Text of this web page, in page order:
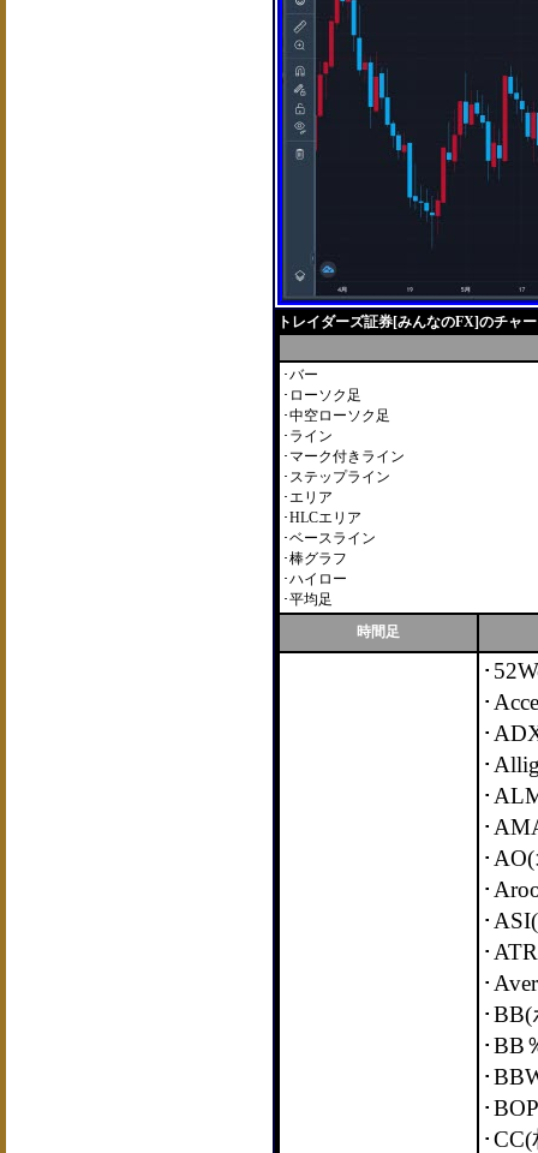
トレイダーズ証券[みんなのFX]のチャ
･バー
･ローソク足
･中空ローソク足
･ライン
･マーク付きライン
･ステップライン
･エリア
･HLCエリア
･ベースライン
･棒グラフ
･ハイロー
･平均足
時間足
･
･
･
･
･
･
･
･
･
･
･
･
･BB
･
･
･